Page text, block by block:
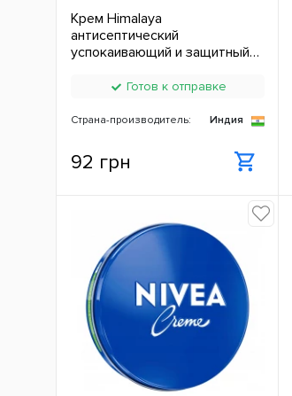
Крем Himalaya
антисептический
успокаивающий и защитный
Готов к отправке
Страна-производитель: Индия
92 грн